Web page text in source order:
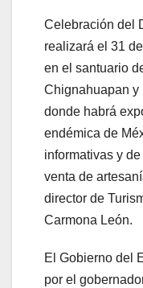
Celebración del
realizará el 31
en el santuario
Chignahuapan y
donde habrá
endémica de
informativas y
venta de
director de
Carmona León.
El Gobierno del
por el